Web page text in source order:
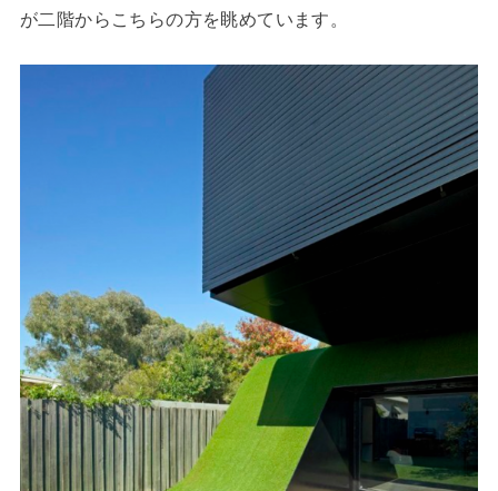
が二階からこちらの方を眺めています。